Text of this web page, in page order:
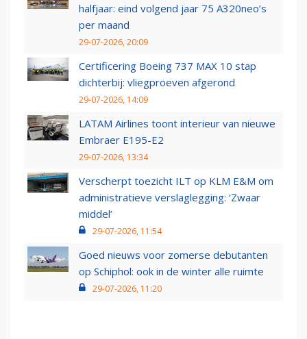
halfjaar: eind volgend jaar 75 A320neo’s
per maand
29-07-2026, 20:09
Certificering Boeing 737 MAX 10 stap
dichterbij: vliegproeven afgerond
29-07-2026, 14:09
LATAM Airlines toont interieur van nieuwe
Embraer E195-E2
29-07-2026, 13:34
Verscherpt toezicht ILT op KLM E&M om
administratieve verslaglegging: ‘Zwaar
middel’
29-07-2026, 11:54
Goed nieuws voor zomerse debutanten
op Schiphol: ook in de winter alle ruimte
29-07-2026, 11:20